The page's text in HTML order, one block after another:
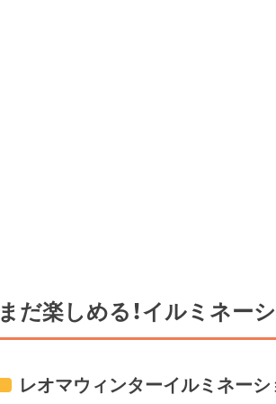
まだ楽しめる！イルミネー
レオマウィンターイルミネーシ